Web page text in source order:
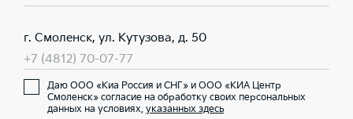
г. Смоленск, ул. Кутузова, д. 50
+7 (4812) 70-07-77
Даю ООО «Киа Россия и СНГ» и ООО «КИА Центр
Смоленск» согласие на обработку своих персональных
данных на условиях, указанных здесь